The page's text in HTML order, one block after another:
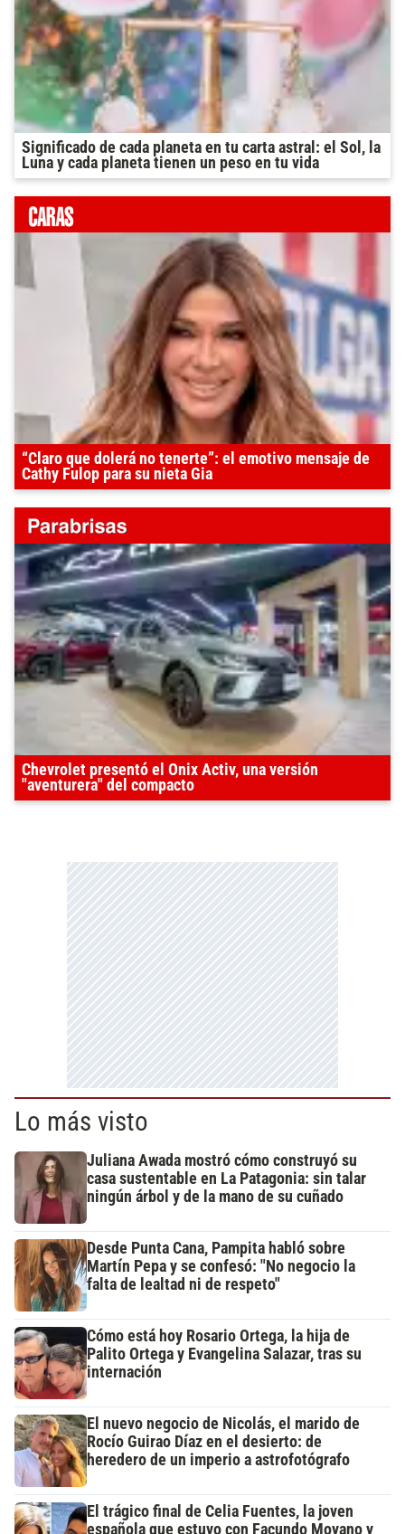
Significado de cada planeta en tu carta astral: el Sol, la
Luna y cada planeta tienen un peso en tu vida
“Claro que dolerá no tenerte”: el emotivo mensaje de
Cathy Fulop para su nieta Gia
Chevrolet presentó el Onix Activ, una versión
"aventurera" del compacto
Lo más visto
Juliana Awada mostró cómo construyó su
casa sustentable en La Patagonia: sin talar
ningún árbol y de la mano de su cuñado
Desde Punta Cana, Pampita habló sobre
Martín Pepa y se confesó: "No negocio la
falta de lealtad ni de respeto"
Cómo está hoy Rosario Ortega, la hija de
Palito Ortega y Evangelina Salazar, tras su
internación
El nuevo negocio de Nicolás, el marido de
Rocío Guirao Díaz en el desierto: de
heredero de un imperio a astrofotógrafo
El trágico final de Celia Fuentes, la joven
española que estuvo con Facundo Moyano y